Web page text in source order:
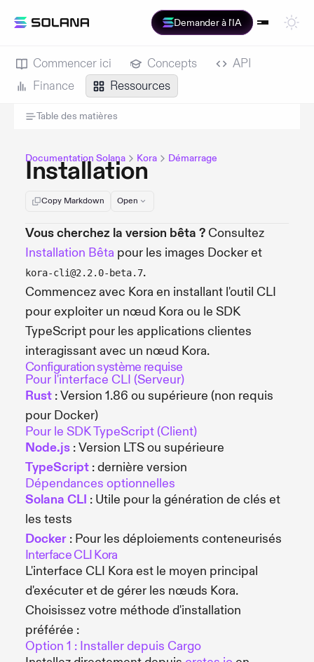
Demander à l'IA
Commencer ici Concepts
API
Finance
Ressources
Table des matières
Documentation Solana Kora Démarrage
Installation
Copy Markdown Open
Vous cherchez la version bêta ?Consultez
Installation Bêta pour les images Docker et
kora-cli@2.2.0-beta.7.
Commencez avec Kora en installant l'outil CLI
pour exploiter un nœud Kora ou le SDK
TypeScript pour les applications clientes
interagissant avec un nœud Kora.
Configuration système requise
Pour l'interface CLI (Serveur)
Rust : Version 1.86 ou supérieure (non requis
pour Docker)
Pour le SDK TypeScript (Client)
Node.js : Version LTS ou supérieure
TypeScript : dernière version
Dépendances optionnelles
Solana CLI : Utile pour la génération de clés et
les tests
Docker : Pour les déploiements conteneurisés
Interface CLI Kora
L'interface CLI Kora est le moyen principal
d'exécuter et de gérer les nœuds Kora.
Choisissez votre méthode d'installation
préférée :
Option 1 : Installer depuis Cargo